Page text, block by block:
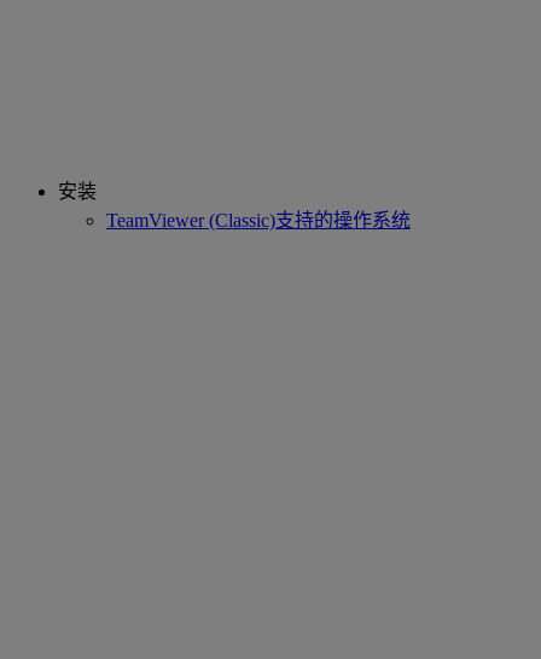
安装
TeamViewer (Classic)支持的操作系统